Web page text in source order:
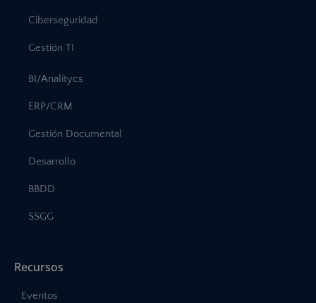
Ciberseguridad
Gestión TI
BI/Analitycs
ERP/CRM
Gestión Documental
Desarrollo
BBDD
SSGG
Recursos
Eventos